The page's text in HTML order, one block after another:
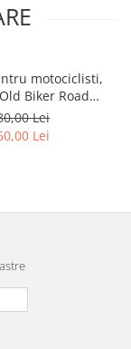
motociclisti,
Biker Road
TesterLei
Lei